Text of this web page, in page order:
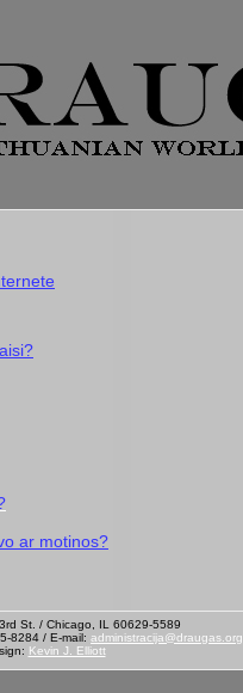
ar motinos?
St. / Chicago, IL 60629-5589
8284 / E-mail: administracija@draugas.org
Kevin J. Elliott